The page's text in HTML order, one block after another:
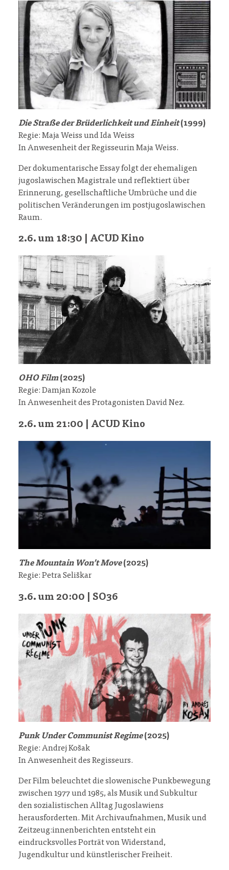
Die Straße der Brüderlichkeit und Einheit(1999)
Regie: Maja Weiss und Ida Weiss
In Anwesenheit der Regisseurin Maja Weiss.
Der dokumentarische Essay folgt der ehemaligen
jugoslawischen Magistrale und reflektiert über
Erinnerung, gesellschaftliche Umbrüche und die
politischen Veränderungen im postjugoslawischen
Raum.
2.6. um 18:30 | ACUD Kino
OHO Film(2025)
Regie: Damjan Kozole
In Anwesenheit des Protagonisten David Nez.
2.6. um 21:00 | ACUD Kino
The Mountain Won’t Move(2025)
Regie: Petra Seliškar
3.6. um 20:00 | SO36
Punk Under Communist Regime(2025)
Regie: Andrej Košak
In Anwesenheit des Regisseurs.
Der Film beleuchtet die slowenische Punkbewegung
zwischen 1977 und 1985, als Musik und Subkultur
den sozialistischen Alltag Jugoslawiens
herausforderten. Mit Archivaufnahmen, Musik und
Zeitzeug:innenberichten entsteht ein
eindrucksvolles Porträt von Widerstand,
Jugendkultur und künstlerischer Freiheit.